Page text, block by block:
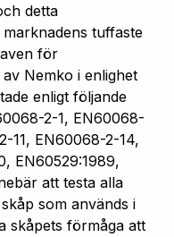
detta
tuffaste
för
Nemko i enlighet
enligt följande
2-1, EN60068-
11, EN60068-2-14,
EN60529:1989,
att testa alla
som används i
skåpets förmåga att